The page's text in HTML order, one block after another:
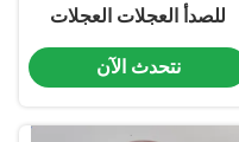
للصدأ العجلات العجلات
المتوسطة القيمة العجلات
العجلات العجلات العجلات
القابلة للقفل
نتحدث الآن